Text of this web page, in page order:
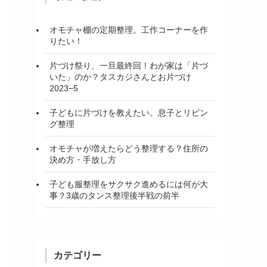
オモチャ棚の定期整理。工作コーナーを作
りたい！
片づけ祭り、一旦最終回！わが家は「片づ
いた」のか？タスカジさんとお片づけ
2023−5
子どもに片づけを教えたい。息子とリビン
グ整理
オモチャが増えたらどう整理する？住所の
決め方・手放し方
子ども服整理をサクサク進めるには何が大
事？3歳のタンス整理後半戦の前半
カテゴリー